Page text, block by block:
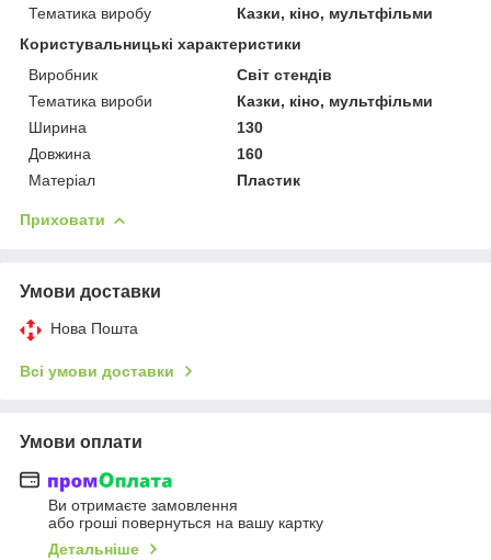
Тематика виробу
Казки, кіно, мультфільми
Користувальницькі характеристики
Виробник
Світ стендів
Тематика вироби
Казки, кіно, мультфільми
Ширина
130
Довжина
160
Матеріал
Пластик
Приховати
Умови доставки
Нова Пошта
Всі умови доставки
Умови оплати
Ви отримаєте замовлення
або гроші повернуться на вашу картку
Детальніше